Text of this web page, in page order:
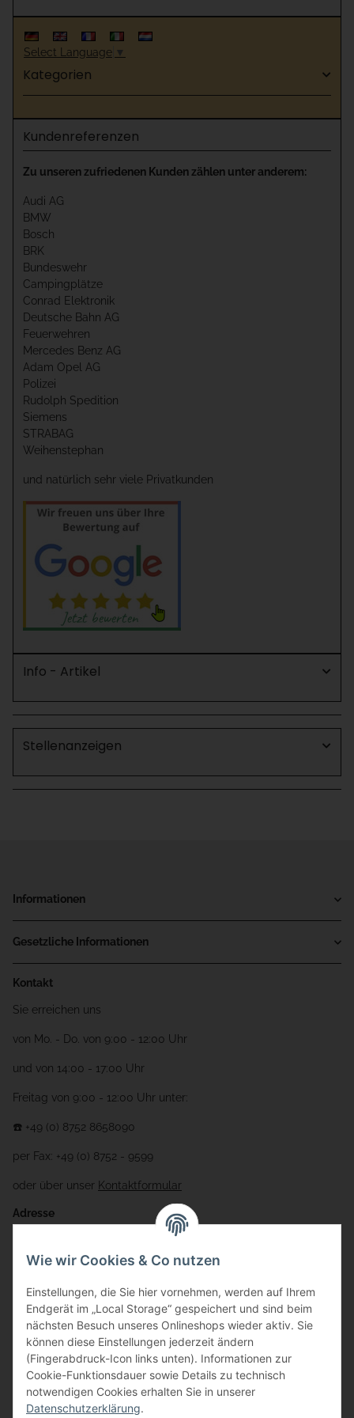
Select Language ▼
Kategorien
Kundenreferenzen
Zu unseren zufriedenen Kunden zählen unter anderem:
Audi AG
BMW
Bosch
BRK
Bundeswehr
Campingplätze
Conrad Elektronik
Deutsche Bahn AG
Feuerwehren
Mercedes Benz AG
Adam Opel AG
Polizei
Rudolph Spedition
Siemens
STRABAG
Weihenstephan
und natürlich sehr viele Privatkunden
Info - Artikel
Stellenanzeigen
Informationen
Gesetzliche Informationen
Kontakt
Sie erreichen uns
von Mo. - Do. von 9:00 - 12:00 Uhr
und von 14:00 - 17:00 Uhr
Freitag von 9:00 - 12:00 Uhr unter:
☎️ +49 (0) 8752 8658090
per Fax: +49 (0) 8752 - 9599
oder über unser Kontaktformular
Adresse
Gewerbering 17
84072 Au i.d. Hallertau
info@bauer-tore.de
Wie wir Cookies & Co nutzen
Einstellungen, die Sie hier vornehmen, werden auf Ihrem
Endgerät im „Local Storage“ gespeichert und sind beim
nächsten Besuch unseres Onlineshops wieder aktiv. Sie
können diese Einstellungen jederzeit ändern
(Fingerabdruck-Icon links unten). Informationen zur
Cookie-Funktionsdauer sowie Details zu technisch
notwendigen Cookies erhalten Sie in unserer
Datenschutzerklärung.